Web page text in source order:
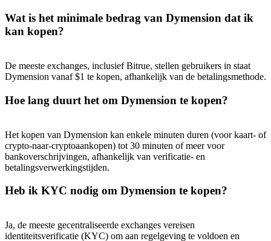
Wat is het minimale bedrag van Dymension dat ik
kan kopen?
De meeste exchanges, inclusief Bitrue, stellen gebruikers in staat
Dymension vanaf $1 te kopen, afhankelijk van de betalingsmethode.
Hoe lang duurt het om Dymension te kopen?
Het kopen van Dymension kan enkele minuten duren (voor kaart- of
crypto-naar-cryptoaankopen) tot 30 minuten of meer voor
bankoverschrijvingen, afhankelijk van verificatie- en
betalingsverwerkingstijden.
Heb ik KYC nodig om Dymension te kopen?
Ja, de meeste gecentraliseerde exchanges vereisen
identiteitsverificatie (KYC) om aan regelgeving te voldoen en